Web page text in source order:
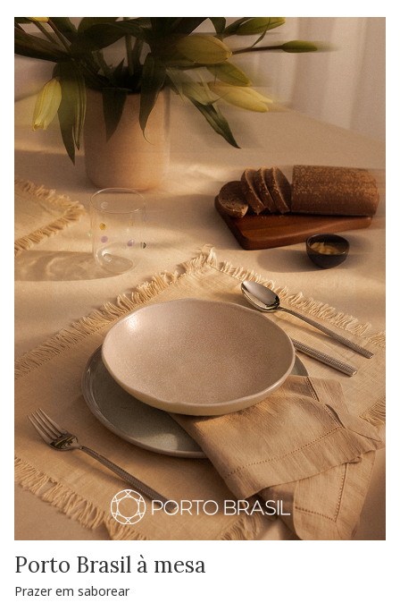
Porto Brasil à mesa
Prazer em saborear